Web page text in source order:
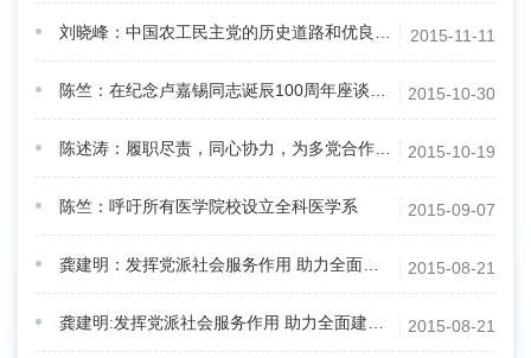
2015-11-11
刘晓峰：中国农工民主党的历史道路和优良传统
2015-10-30
陈竺：在纪念卢嘉锡同志诞辰100周年座谈会上的发言
2015-10-19
陈述涛：履职尽责，同心协力，为多党合作事业贡献力量
2015-09-07
陈竺：呼吁所有医学院校设立全科医学系
2015-08-21
龚建明：发挥党派社会服务作用 助力全面建成小康社会
2015-08-21
龚建明:发挥党派社会服务作用 助力全面建成小康社会